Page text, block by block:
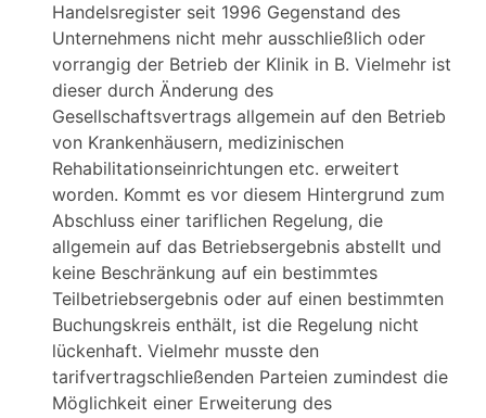
Handelsregister seit 1996 Gegenstand des
Unternehmens nicht mehr ausschließlich oder
vorrangig der Betrieb der Klinik in B. Vielmehr ist
dieser durch Änderung des
Gesellschaftsvertrags allgemein auf den Betrieb
von Krankenhäusern, medizinischen
Rehabilitationseinrichtungen etc. erweitert
worden. Kommt es vor diesem Hintergrund zum
Abschluss einer tariflichen Regelung, die
allgemein auf das Betriebsergebnis abstellt und
keine Beschränkung auf ein bestimmtes
Teilbetriebsergebnis oder auf einen bestimmten
Buchungskreis enthält, ist die Regelung nicht
lückenhaft. Vielmehr musste den
tarifvertragschließenden Parteien zumindest die
Möglichkeit einer Erweiterung des